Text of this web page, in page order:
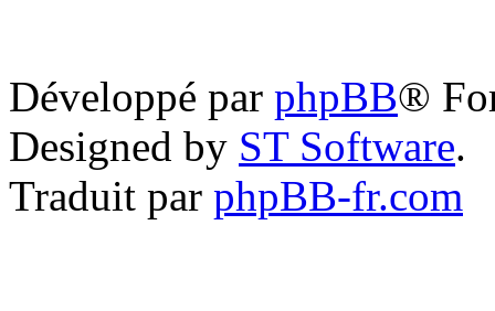
Développé par phpBB®
Designed by ST Software.
Traduit par phpBB-fr.com